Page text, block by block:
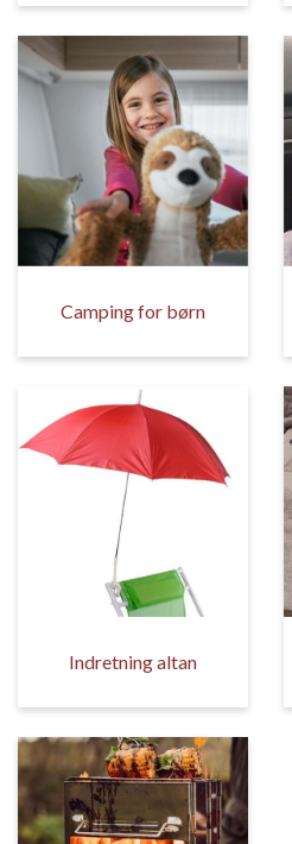
Camping for børn
Indretning altan